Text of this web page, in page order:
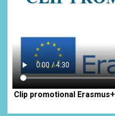
Clip promotional Erasmus+